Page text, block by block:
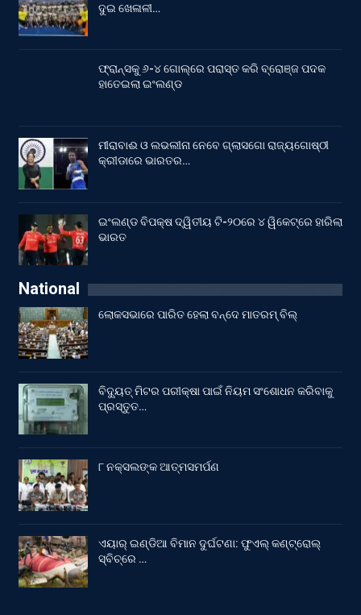
ଦୁଇ ଖେଳାଳୀ…
ଫ୍ରାନ୍ସକୁ ୬-୪ ଗୋଲ୍‌ରେ ପରାସ୍ତ କରି ବ୍ରୋଞ୍ଜ ପଦକ
ହାତେଇଲା ଇଂଲଣ୍ଡ
ମୀରାବାଈ ଓ ଲଭଲୀନା ନେବେ ଗ୍ଲାସଗୋ ରାଜ୍ୟଗୋଷ୍ଠୀ
କ୍ରୀଡାରେ ଭାରତର…
ଇଂଲଣ୍ଡ ବିପକ୍ଷ ଦ୍ୱିତୀୟ ଟି-୨୦ରେ ୪ ୱିକେଟ୍‌ରେ ହାରିଲା
ଭାରତ
National
ଲୋକସଭାରେ ପାରିତ ହେଲା ବନ୍ଦେ ମାତରମ୍‌ ବିଲ୍‌
ବିଦ୍ୟୁତ୍ ମିଟର ପରୀକ୍ଷା ପାଇଁ ନିୟମ ସଂଶୋଧନ କରିବାକୁ
ପ୍ରସ୍ତୁତ…
୮ ନକ୍ସଲଙ୍କ ଆତ୍ମସମର୍ପଣ
ଏୟାର୍ ଇଣ୍ଡିଆ ବିମାନ ଦୁର୍ଘଟଣା: ଫୁଏଲ୍‌ କଣ୍ଟ୍ରୋଲ୍‌
ସ୍ବିଚ୍‌ରେ …